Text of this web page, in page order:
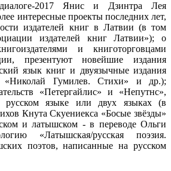
2017 Янис и Дзинтра Лея
интересные проекты последних лет,
издателей книг в Латвии (в том
издателей книг Латвии»); о
и книготорговцами
презентуют новейшие издания
язык книг и двуязычные издания
«Николай Гумилев. Стихи» и др.);
«Петергайлис» и «Непутнс»,
языке или двух языках (в
Кнута Скуениекса «Босые звёзды»
и латышском - в переводе Ольги
«Латышская/русская поэзия.
поэтов, написанные на русском